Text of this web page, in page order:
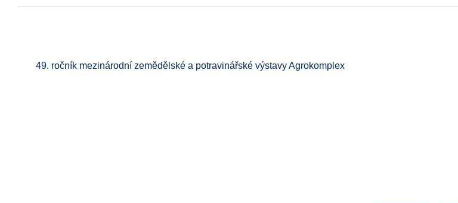
49. ročník mezinárodní zemědělské a potravinářské výstavy Agrokomplex